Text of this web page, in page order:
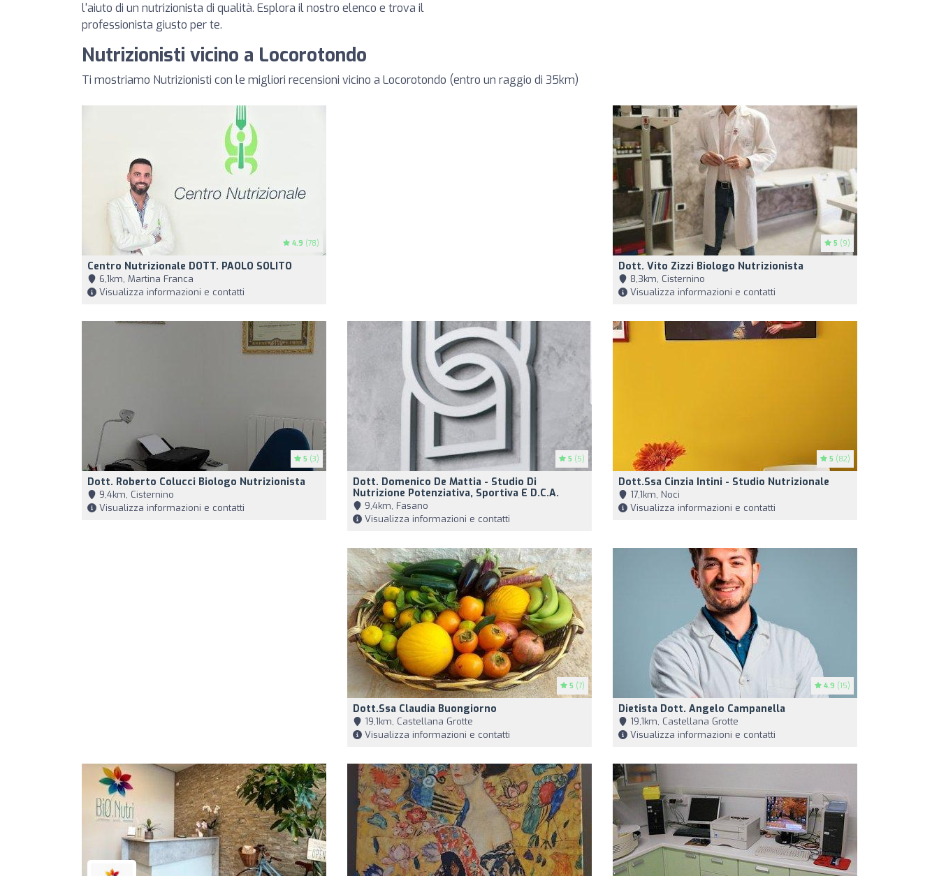
l'aiuto di un nutrizionista di qualità. Esplora il nostro elenco e trova il
professionista giusto per te.
Nutrizionisti vicino a Locorotondo
Ti mostriamo Nutrizionisti con le migliori recensioni vicino a Locorotondo (entro un raggio di 35km)
4.9 (78)
Centro Nutrizionale DOTT. PAOLO SOLITO
6,1km, Martina Franca
Visualizza informazioni e contatti
5 (9)
Dott. Vito Zizzi Biologo Nutrizionista
8,3km, Cisternino
Visualizza informazioni e contatti
5 (3)
Dott. Roberto Colucci Biologo Nutrizionista
9,4km, Cisternino
Visualizza informazioni e contatti
5 (5)
Dott. Domenico De Mattia - Studio Di
Nutrizione Potenziativa, Sportiva E D.C.A.
9,4km, Fasano
Visualizza informazioni e contatti
5 (82)
Dott.ssa Cinzia Intini - Studio Nutrizionale
17,1km, Noci
Visualizza informazioni e contatti
5 (7)
Dott.ssa Claudia Buongiorno
19,1km, Castellana Grotte
Visualizza informazioni e contatti
4.9 (15)
Dietista Dott. Angelo Campanella
19,1km, Castellana Grotte
Visualizza informazioni e contatti